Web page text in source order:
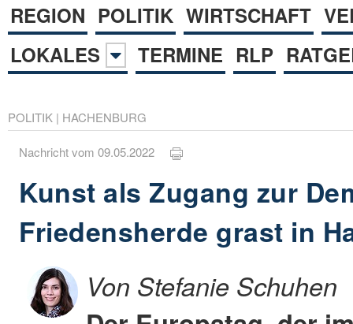
REGION POLITIK WIRTSCHAFT
LOKALES
TERMINE RLP
POLITIK | HACHENBURG
Nachricht vom 09.05.2022
Kunst als Zugang zur
Friedensherde grast in
Von Stefanie Schuhen